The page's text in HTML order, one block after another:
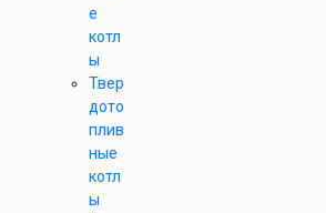
е
котл
ы
Твер
дото
плив
ные
котл
ы